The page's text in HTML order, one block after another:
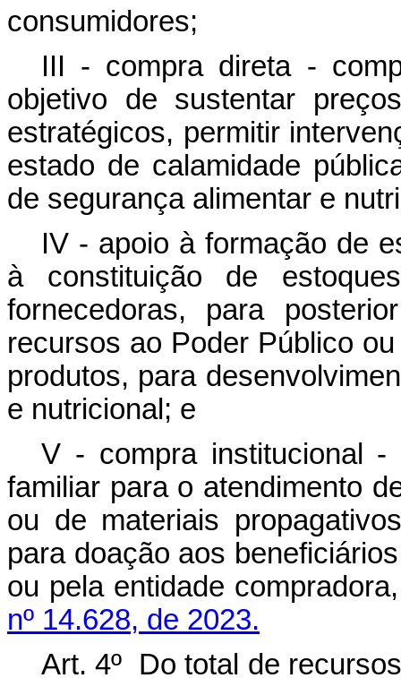
consumidores;
III - compra direta -
objetivo de sustentar
estratégicos, permitir
estado de calamidade
de segurança alimentar e
IV - apoio à formação de
à constituição de
fornecedoras, para
recursos ao Poder Público
produtos, para
e nutricional; e
V - compra institucional -
familiar para o atendimento
ou de materiais
para doação aos
ou pela entidade
nº 14.628, de 2023.
Art. 4º Do total de